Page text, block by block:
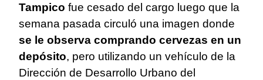
Tampico fue cesado del cargo luego que la
semana pasada circuló una imagen donde
se le observa comprando cervezas en un
depósito, pero utilizando un vehículo de la
Dirección de Desarrollo Urbano del